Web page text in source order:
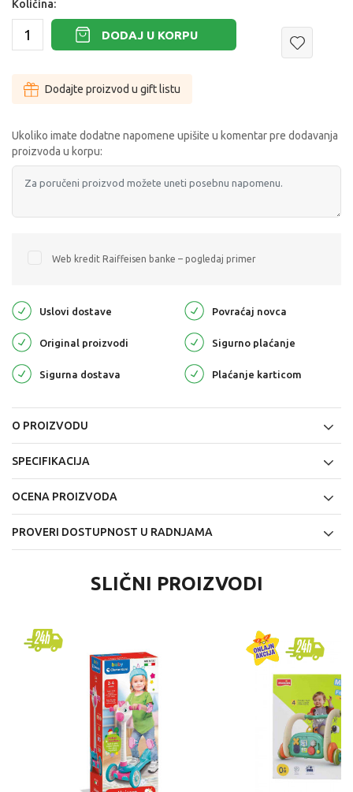
Količina:
DODAJ U KORPU
Dodajte proizvod u gift listu
Ukoliko imate dodatne napomene upišite u komentar pre dodavanja
proizvoda u korpu:
Web kredit Raiffeisen banke – pogledaj primer
Uslovi dostave Povraćaj novca
Original proizvodi Sigurno plaćanje
Sigurna dostava Plaćanje karticom
O PROIZVODU
SPECIFIKACIJA
OCENA PROIZVODA
PROVERI DOSTUPNOST U RADNJAMA
SLIČNI PROIZVODI